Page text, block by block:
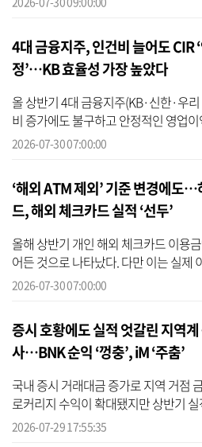
4대 금융지주, 인건비 늘어도 CIR
정’…KB 효율성 가장 높았다
올 상반기 4대 금융지주(KB·신한·우
비 증가에도 불구하고 안정적인 영업
로 나타났다. 우리금융그룹을 제외한 3
2026-07-30 07:00:00
‘해외 ATM 제외’ 기준 변경에도
드, 해외 체크카드 실적 ‘선두’
올해 상반기 개인 해외 체크카드 이용
어든 것으로 나타났다. 다만 이는 실제
난 5월 해외 ATM 출금액을 실적에서 제
2026-07-30 07:00:00
증시 호황에도 실적 엇갈린 지역계
사…BNK 순익 ‘껑충’, iM ‘주춤’
국내 증시 거래대금 증가로 지역 거점
로커리지 수익이 확대됐지만 상반기
은 위탁수수료 증가와 충당금 부담 완
2026-07-29 17:55:35